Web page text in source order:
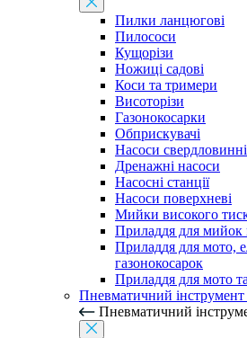
Пилки ланцюгові
Пилососи
Кущорізи
Ножиці садові
Коси та тримери
Висоторізи
Газонокосарки
Обприскувачі
Насоси свердловинні
Дренажні насоси
Насосні станції
Насоси поверхневі
Мийки високого
Приладдя для мийок
Приладдя для мото,
газонокосарок
Приладдя для мото
Пневматичний
Пневматичний